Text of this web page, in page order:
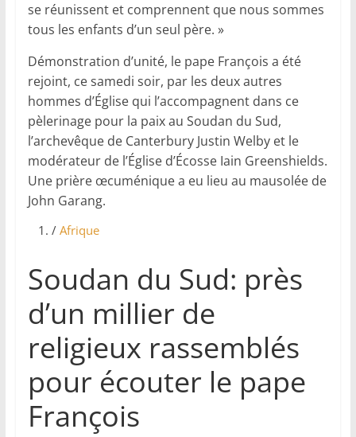
se réunissent et comprennent que nous sommes
tous les enfants d’un seul père. »
Démonstration d’unité, le pape François a été
rejoint, ce samedi soir, par les deux autres
hommes d’Église qui l’accompagnent dans ce
pèlerinage pour la paix au Soudan du Sud,
l’archevêque de Canterbury Justin Welby et le
modérateur de l’Église d’Écosse Iain Greenshields.
Une prière œcuménique a eu lieu au mausolée de
John Garang.
/ Afrique
Soudan du Sud: près
d’un millier de
religieux rassemblés
pour écouter le pape
François